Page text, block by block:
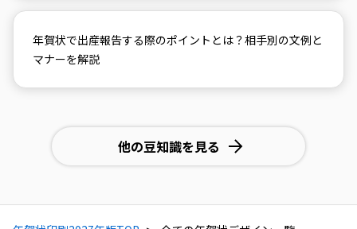
年賀状で出産報告する際のポイントとは？相手別の文例と
マナーを解説
他の豆知識を見る